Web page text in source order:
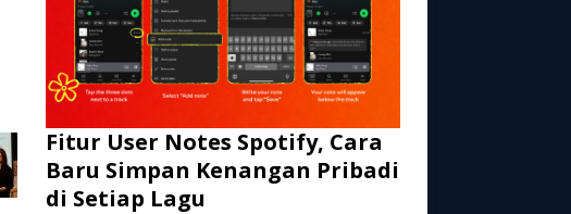
Fitur User Notes Spotify, Cara
Baru Simpan Kenangan Pribadi
di Setiap Lagu